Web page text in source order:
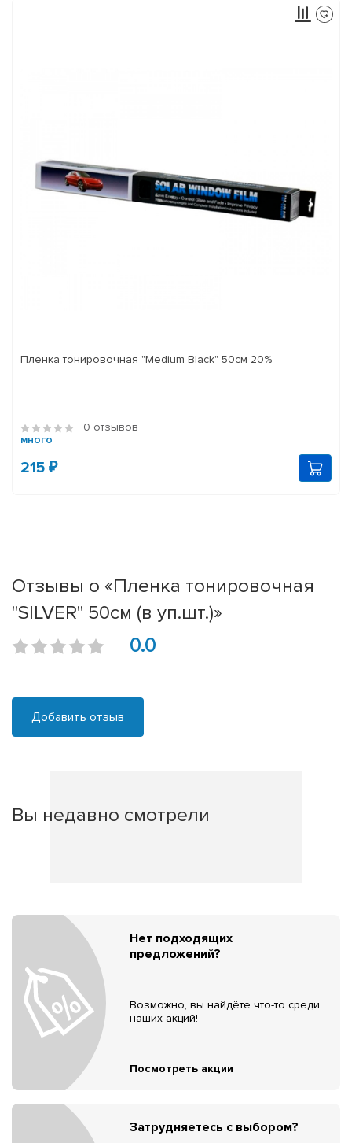
Пленка тонировочная "Medium Black" 50см 20%
0 отзывов
много
215 ₽
Отзывы о «Пленка тонировочная
"SILVER" 50см (в уп.шт.)»
0.0
Добавить отзыв
Вы недавно смотрели
Нет подходящих
предложений?
Возможно, вы найдёте что-то среди
наших акций!
Посмотреть акции
Затрудняетесь с выбором?